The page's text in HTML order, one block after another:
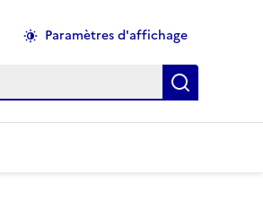
Paramètres d'affichage
Recherche